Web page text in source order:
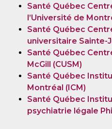
Santé Québec
l’Université de
Santé Québec
universitaire Sainte-
Santé Québec
McGill (CUSM)
Santé Québec
Montréal (ICM)
Santé Québec
psychiatrie légale